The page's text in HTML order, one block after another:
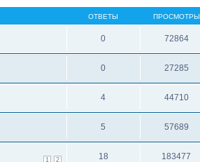
ОТВЕТЫ ПРОСМОТРЫ
0 72864
0 27285
4 44710
5 57689
1 2 18 183477